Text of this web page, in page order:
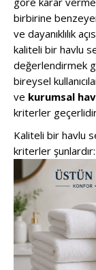
birbirine
ve dayanıklılık
kaliteli bir havlu
değerlendirmek
bireysel
ve kurumsal
kriterler
Kaliteli bir havlu
kriterler şunlardır: